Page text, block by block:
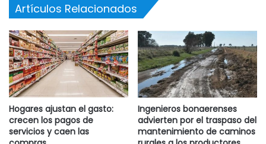
Artículos Relacionados
Hogares ajustan el gasto:
crecen los pagos de
servicios y caen las
Ingenieros bonaerenses
advierten por el traspaso del
mantenimiento de caminos